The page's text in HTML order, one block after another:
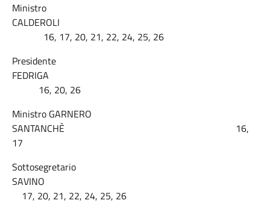
Ministro
CALDEROLI
16, 17, 20, 21, 22, 24, 25, 26
Presidente
FEDRIGA
16, 20, 26
Ministro GARNERO
SANTANCHÈ 16,
17
Sottosegretario
SAVINO
17, 20, 21, 22, 24, 25, 26